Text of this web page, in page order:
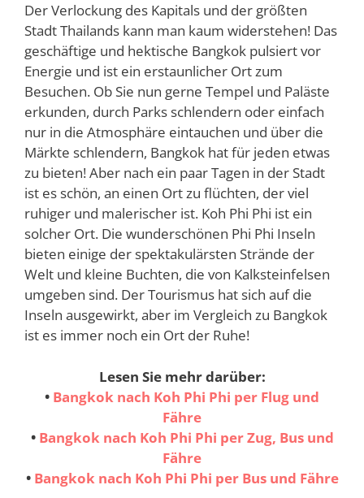
Der Verlockung des Kapitals und der größten
Stadt Thailands kann man kaum widerstehen! Das
geschäftige und hektische Bangkok pulsiert vor
Energie und ist ein erstaunlicher Ort zum
Besuchen. Ob Sie nun gerne Tempel und Paläste
erkunden, durch Parks schlendern oder einfach
nur in die Atmosphäre eintauchen und über die
Märkte schlendern, Bangkok hat für jeden etwas
zu bieten! Aber nach ein paar Tagen in der Stadt
ist es schön, an einen Ort zu flüchten, der viel
ruhiger und malerischer ist. Koh Phi Phi ist ein
solcher Ort. Die wunderschönen Phi Phi Inseln
bieten einige der spektakulärsten Strände der
Welt und kleine Buchten, die von Kalksteinfelsen
umgeben sind. Der Tourismus hat sich auf die
Inseln ausgewirkt, aber im Vergleich zu Bangkok
ist es immer noch ein Ort der Ruhe!
Lesen Sie mehr darüber:
• Bangkok nach Koh Phi Phi per Flug und
Fähre
• Bangkok nach Koh Phi Phi per Zug, Bus und
Fähre
• Bangkok nach Koh Phi Phi per Bus und Fähre